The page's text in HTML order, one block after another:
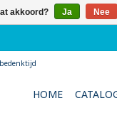
HOME
akkoord? Ja Nee